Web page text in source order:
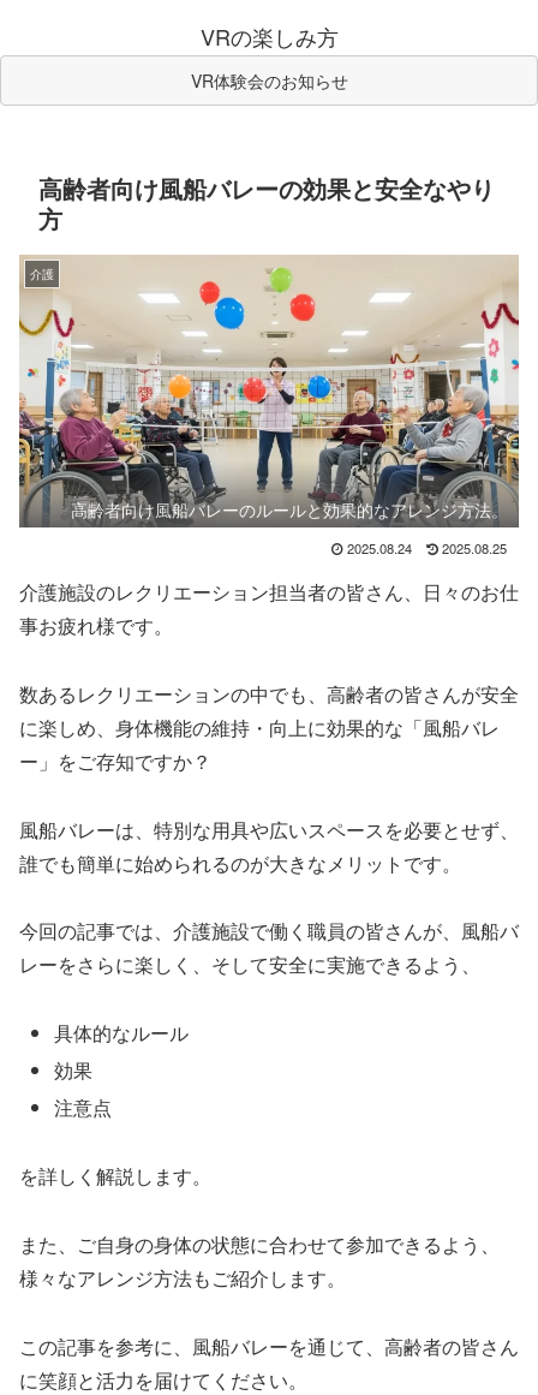
VRの楽しみ方
VR体験会のお知らせ
高齢者向け風船バレーの効果と安全なやり
方
介護
高齢者向け風船バレーのルールと効果的なアレンジ方法。
2025.08.24 2025.08.25
介護施設のレクリエーション担当者の皆さん、日々のお仕
事お疲れ様です。
数あるレクリエーションの中でも、高齢者の皆さんが安全
に楽しめ、身体機能の維持・向上に効果的な「風船バレ
ー」をご存知ですか？
風船バレーは、特別な用具や広いスペースを必要とせず、
誰でも簡単に始められるのが大きなメリットです。
今回の記事では、介護施設で働く職員の皆さんが、風船バ
レーをさらに楽しく、そして安全に実施できるよう、
具体的なルール
効果
注意点
を詳しく解説します。
また、ご自身の身体の状態に合わせて参加できるよう、
様々なアレンジ方法もご紹介します。
この記事を参考に、風船バレーを通じて、高齢者の皆さん
に笑顔と活力を届けてください。